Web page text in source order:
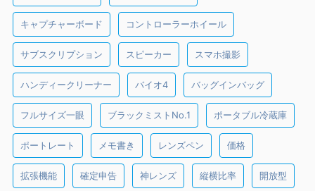
キャプチャーボード コントローラーホイール
サブスクリプション スピーカー スマホ撮影
ハンディークリーナー バイオ4 バッグインバッグ
フルサイズ一眼 ブラックミストNo.1 ポータブル冷蔵庫
ポートレート メモ書き レンズペン 価格
拡張機能 確定申告 神レンズ 縦横比率 開放型